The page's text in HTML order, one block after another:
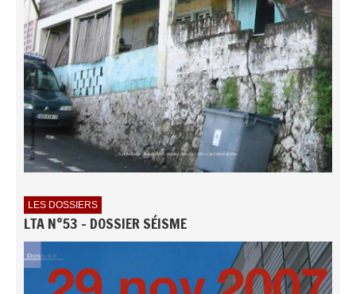
LES DOSSIERS
LTA N°53 - DOSSIER SÉISME